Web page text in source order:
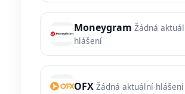
Moneygram Žádná
hlášení
OFX Žádná aktuální hlášení